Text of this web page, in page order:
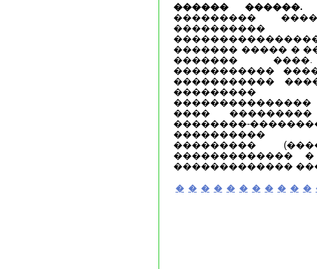
������ ������.
���������
������� ����� �
�������
�����������
�����������
���������
����
��������-
����������
���������
�������������
�������������
� � � � � � � � � � �